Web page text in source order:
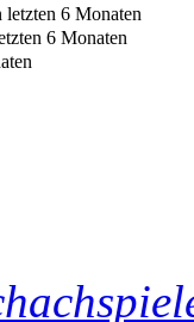
letzten 6 Monaten
6 Monaten